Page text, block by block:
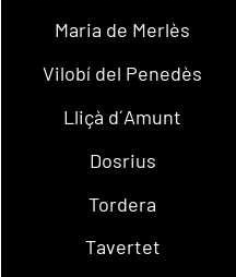
Maria de Merlès
Vilobí del Penedès
Lliçà d´Amunt
Dosrius
Tordera
Tavertet